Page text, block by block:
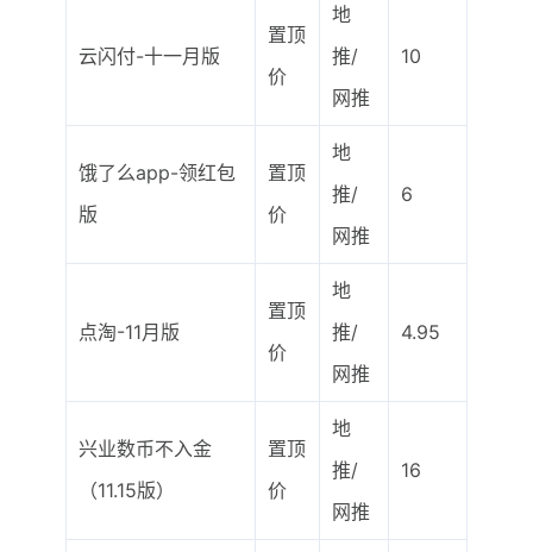
云闪付-十一月版
置顶
价
地
推/
网推
10
饿了么app-领红包
版
置顶
价
地
推/
网推
6
点淘-11月版
置顶
价
地
推/
网推
4.95
兴业数币不入金
（11.15版）
置顶
价
地
推/
网推
16